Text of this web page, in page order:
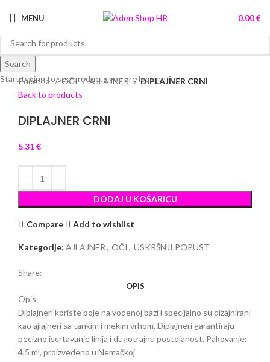
MENU 0.00€
Click to enlarge
Početna
OČI AJLAJNER
DIPLAJNER CRNI
Back to products
DIPLAJNER CRNI
5.31€
DODAJ U KOŠARICU
Compare Add to wishlist
Kategorije: AJLAJNER, OČI , USKRŠNJI POPUST
Share:
OPIS
Opis
Diplajneri koriste boje na vodenoj bazi i specijalno su dizajnirani
kao ajlajneri sa tankim i mekim vrhom. Diplajneri garantiraju
pecizno iscrtavanje linija i dugotrajnu postojanost. Pakovanje:
4,5 ml, proizvedeno u Nemačkoj
Search
Start typing to see products you are looking for.